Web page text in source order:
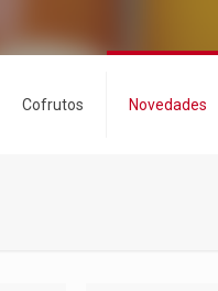
Cofrutos Novedades